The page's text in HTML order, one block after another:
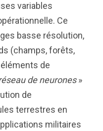
variables
Ce
basse résolution,
(champs, forêts,
de
de neurones»
de
terrestres en
militaires